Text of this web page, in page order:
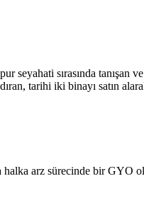
sırasında tanışan
tarihi iki binayı
arz sürecinde bir GYO